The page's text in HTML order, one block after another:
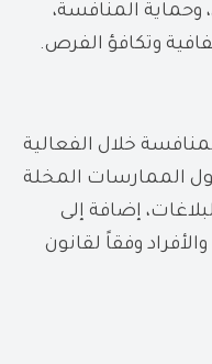
وحماية المنافسة،
وتكافؤ الفرص.
خلال الفعالية
الممارسات المخلة
إضافة إلى
وفقاً لقانون